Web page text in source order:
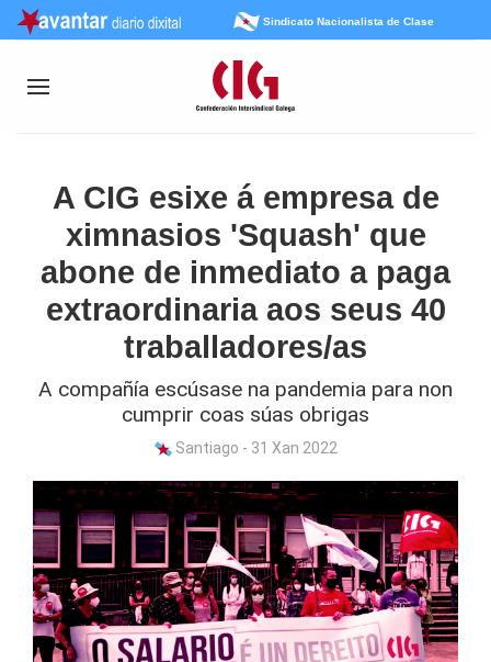
Sindicato Nacionalista de Clase
A CIG esixe á empresa de
ximnasios 'Squash' que
abone de inmediato a paga
extraordinaria aos seus 40
traballadores/as
A compañía escúsase na pandemia para non
cumprir coas súas obrigas
Santiago - 31 Xan 2022